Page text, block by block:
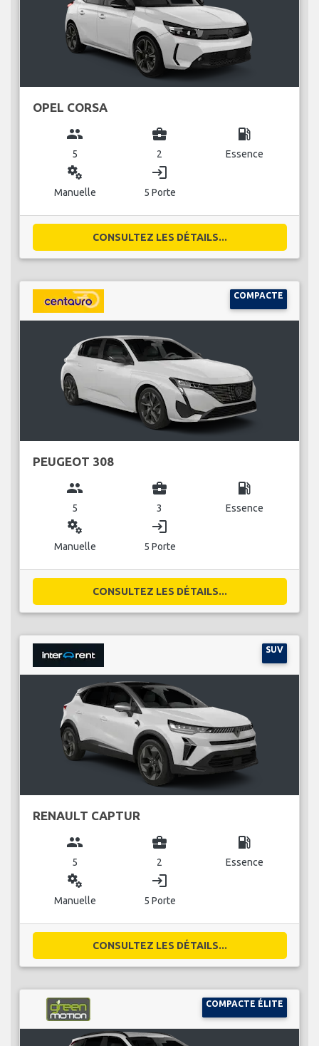
OPEL CORSA
group
5
business_center
2
local_gas_station
Essence
miscellaneous_services
Manuelle
login
5 Porte
CONSULTEZ LES DÉTAILS...
COMPACTE
PEUGEOT 308
group
5
business_center
3
local_gas_station
Essence
miscellaneous_services
Manuelle
login
5 Porte
CONSULTEZ LES DÉTAILS...
SUV
RENAULT CAPTUR
group
5
business_center
2
local_gas_station
Essence
miscellaneous_services
Manuelle
login
5 Porte
CONSULTEZ LES DÉTAILS...
COMPACTE ÉLITE